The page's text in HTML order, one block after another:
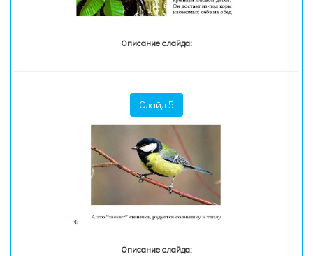
Описание слайда:
Слайд 5
Описание слайда: